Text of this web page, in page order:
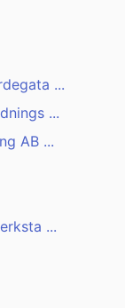
...
...
AB ...
...